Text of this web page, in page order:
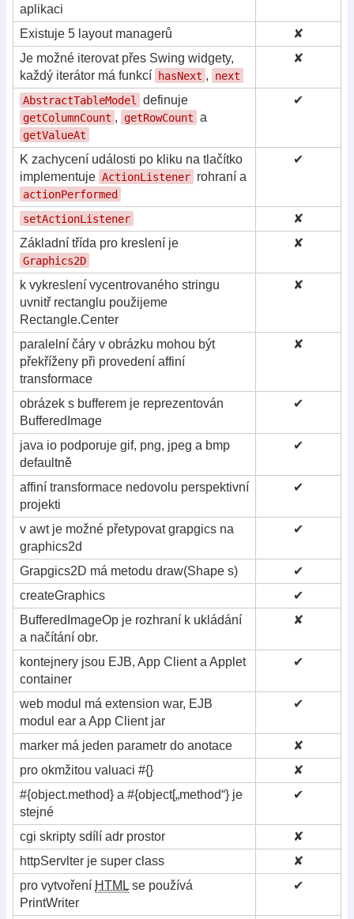
aplikaci
Existuje 5 layout managerů
✘
Je možné iterovat přes Swing widgety,
každý iterátor má funkcí
hasNext , next
✘
AbstractTableModel definuje
getColumnCount , getRowCount a
getValueAt
✔
K zachycení události po kliku na tlačítko
implementuje ActionListener rohraní a
actionPerformed
✔
setActionListener
✘
Základní třída pro kreslení je
Graphics2D
✘
k vykreslení vycentrovaného stringu
uvnitř rectanglu použijeme
Rectangle.Center
✘
paralelní čáry v obrázku mohou být
překříženy při provedení affiní
transformace
✘
obrázek s bufferem je reprezentován
BufferedImage
✔
java io podporuje gif, png, jpeg a bmp
defaultně
✔
affiní transformace nedovolu perspektivní
projekti
✔
v awt je možné přetypovat grapgics na
graphics2d
✔
Grapgics2D má metodu draw(Shape s)
✔
createGraphics
✔
BufferedImageOp je rozhraní k ukládání
a načítání obr.
✘
kontejnery jsou EJB, App Client a Applet
container
✔
web modul má extension war, EJB
modul ear a App Client jar
✔
marker má jeden parametr do anotace
✘
pro okmžitou valuaci #{}
✘
#{object.method} a #{object[„method“} je
stejné
✔
cgi skripty sdílí adr prostor
✘
httpServlter je super class
✘
pro vytvoření HTML se používá
PrintWriter
✔